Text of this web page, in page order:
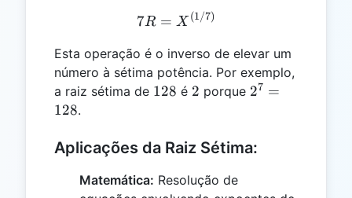
7R = X^{(1/7)}
7R = X (1/7)
Esta operação é o inverso de elevar um
número à sétima potência. Por exemplo,
a raiz sétima de 128
128 é 2
2 porque 2^7
27 =
128.
Aplicações da Raiz Sétima:
Matemática: Resolução de